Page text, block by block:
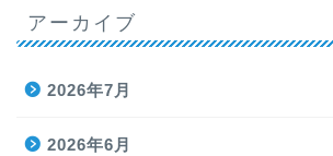
アーカイブ
2026年7月
2026年6月